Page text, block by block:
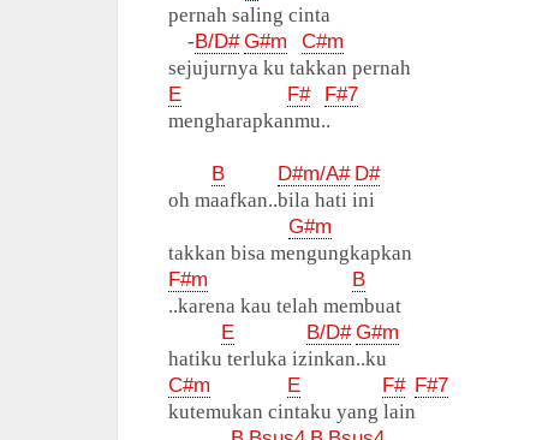
pernah saling cinta
-B/D# G#m
C#m
sejujurnya ku takkan pernah
E
F#
F#7
mengharapkanmu..
B D#m/A# D#
oh maafkan..bila hati ini
G#m
takkan bisa mengungkapkan
F#m
B
..karena kau telah membuat
E
B/D# G#m
hatiku terluka izinkan..ku
C#m
E F# F#7
kutemukan cintaku yang lain